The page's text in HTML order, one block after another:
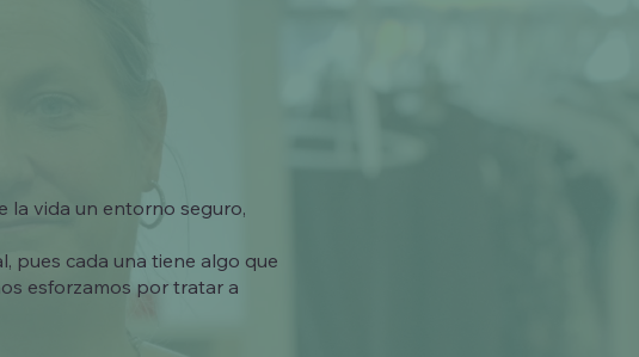
la vida un entorno seguro,
pues cada una tiene algo que
esforzamos por tratar a